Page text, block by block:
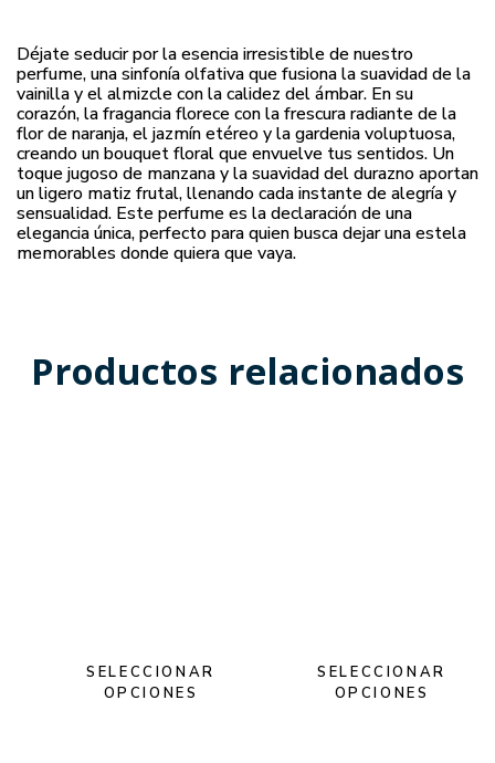
Déjate seducir por la esencia irresistible de nuestro
perfume, una sinfonía olfativa que fusiona la suavidad de la
vainilla y el almizcle con la calidez del ámbar. En su
corazón, la fragancia florece con la frescura radiante de la
flor de naranja, el jazmín etéreo y la gardenia voluptuosa,
creando un bouquet floral que envuelve tus sentidos. Un
toque jugoso de manzana y la suavidad del durazno aportan
un ligero matiz frutal, llenando cada instante de alegría y
sensualidad. Este perfume es la declaración de una
elegancia única, perfecto para quien busca dejar una estela
memorables donde quiera que vaya.
Productos relacionados
SELECCIONAR
OPCIONES
SELECCIONAR
OPCIONES